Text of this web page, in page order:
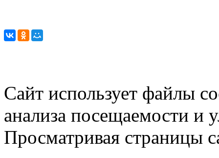
Сайт использует файлы
анализа посещаемости и
Просматривая страницы